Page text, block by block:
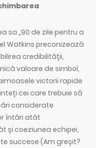
sa „90 de zile pentru a
Watkins preconizează
credibilității,
valoare de simbol,
victorii rapide
cei care trebuie să
considerate
întări atât
și coeziunea echipei,
succese (Am greșit?